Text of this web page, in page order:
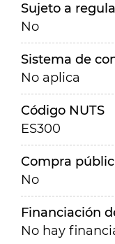
Sujeto a
No
Sistema de
No aplica
Código NUTS
ES300
Compra
No
Financiación
No hay